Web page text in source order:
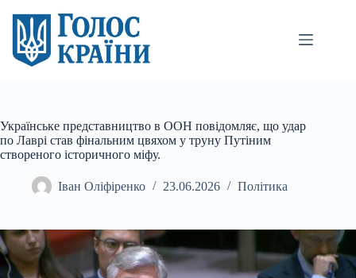
вмісту
Українське представництво в ООН повідомляє, що удар
по Лаврі став фінальним цвяхом у труну Путіним
створеного історичного міфу.
Іван Оліфіренко 23.06.2026 Політика